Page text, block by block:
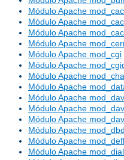
Módulo Apache
Módulo Apache
Módulo Apache
Módulo Apache
Módulo Apache mod_cgi
Módulo Apache
Módulo Apache
Módulo Apache
Módulo Apache mod_dav
Módulo Apache
Módulo Apache
Módulo Apache mod_dbd
Módulo Apache
Módulo Apache